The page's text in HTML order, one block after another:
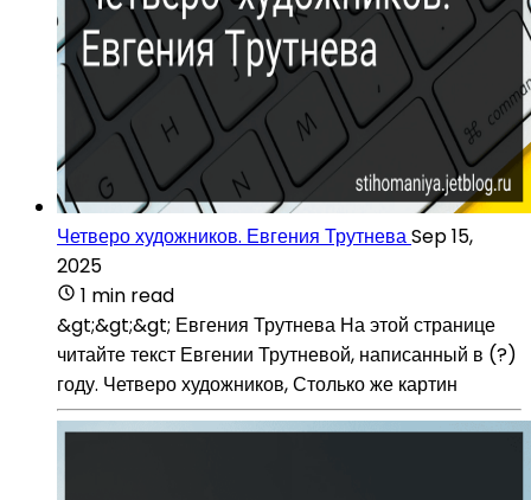
Четверо художников. Евгения ТрутневаSep 15,
2025
1 min read
&gt;&gt;&gt; Евгения Трутнева На этой странице
читайте текст Евгении Трутневой, написанный в (?)
году. Четверо художников, Столько же картин